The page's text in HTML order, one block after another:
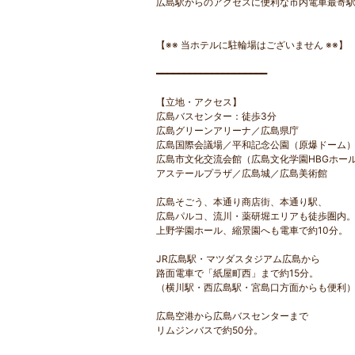
【※※ 当ホテルに駐輪場はございません ※※】
━━━━━━━━━━━━━━━━━━━━
【立地・アクセス】
広島バスセンター：徒歩3分
広島グリーンアリーナ／広島県庁
広島国際会議場／平和記念公園（原爆ドーム）
広島市文化交流会館（広島文化学園HBGホール
アステールプラザ／広島城／広島美術館
広島そごう、本通り商店街、本通り駅、
広島パルコ、流川・薬研堀エリアも徒歩圏内。
上野学園ホール、縮景園へも電車で約10分。
JR広島駅・マツダスタジアム広島から
路面電車で「紙屋町西」まで約15分。
（横川駅・西広島駅・宮島口方面からも便利）
広島空港から広島バスセンターまで
リムジンバスで約50分。